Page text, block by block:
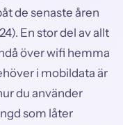
de senaste åren
En stor del av allt
över wifi hemma
i mobildata är
du använder
som låter